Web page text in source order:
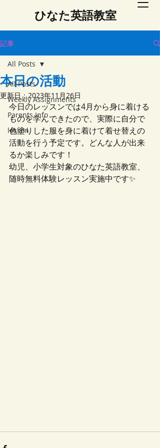
​ひなた英語教室
記事
All Posts
Weekly Assignments
Parents Info
lesson
All Posts
本日の活動
更新日：2023年11月26日
今日のレッスンでは4月から身に着ける
ものを学んできたので、実際に自分で
色塗りした服を身に着けて着せ替えの
活動を行う予定です。どんな人が出来
るか楽しみです！
幼児、小学生対象のひなた英語教室、
随時無料体験レッスン実施中です✨